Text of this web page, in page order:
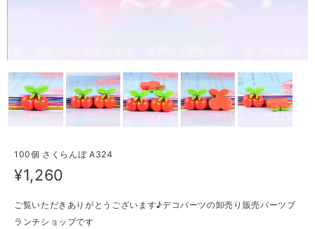
100個 さくらんぼ A324
¥1,260
ご覧いただきありがとうございます♪デコパーツの卸売り販売パーツブ
ランチショップです